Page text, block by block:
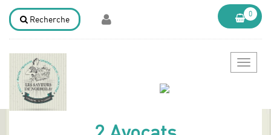
Recherche
0